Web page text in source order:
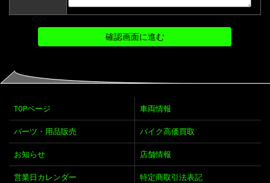
TOPページ 車両情報
パーツ・用品販売 バイク高価買取
お知らせ 店舗情報
営業日カレンダー 特定商取引法表記